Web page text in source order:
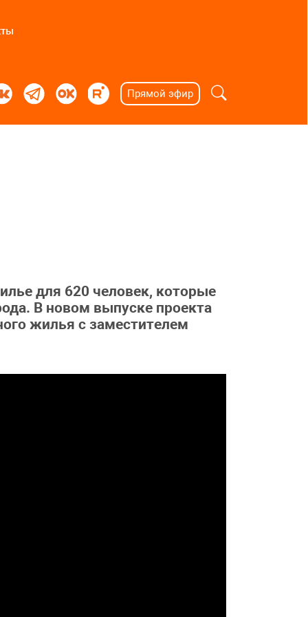
Прямой эфир
для 620 человек, которые
В новом выпуске проекта
жилья с заместителем